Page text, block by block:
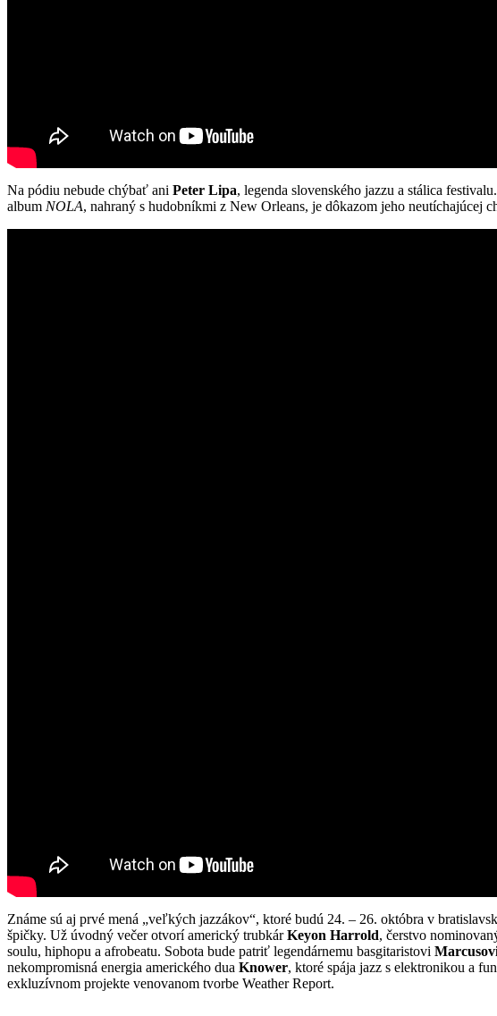
Na pódiu nebude chýbať ani Peter Lipa, legenda slovenského jazzu a stálica
album NOLA, nahraný s hudobníkmi z New Orleans, je dôkazom jeho neutíchajúcej
Známe sú aj prvé mená „veľkých jazzákov“, ktoré budú 24. – 26. októbra v
špičky. Už úvodný večer otvorí americký trubkárKeyon Harrold, čerstvo
soulu, hiphopu a afrobeatu. Sobota bude patriť legendárnemu basgitaristovi
nekompromisná energia amerického dua Knower, ktoré spája jazz s elektronikou a
exkluzívnom projekte venovanom tvorbe Weather Report.